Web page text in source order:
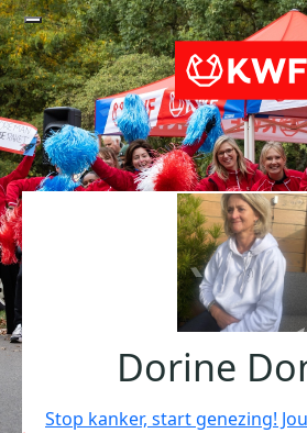
Dorine
Stop kanker, start genezing!